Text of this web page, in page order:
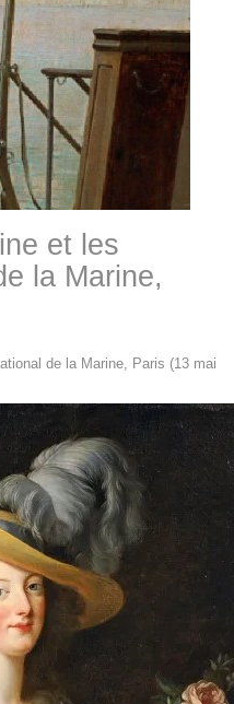
et les
la Marine,
de la Marine, Paris (13 mai